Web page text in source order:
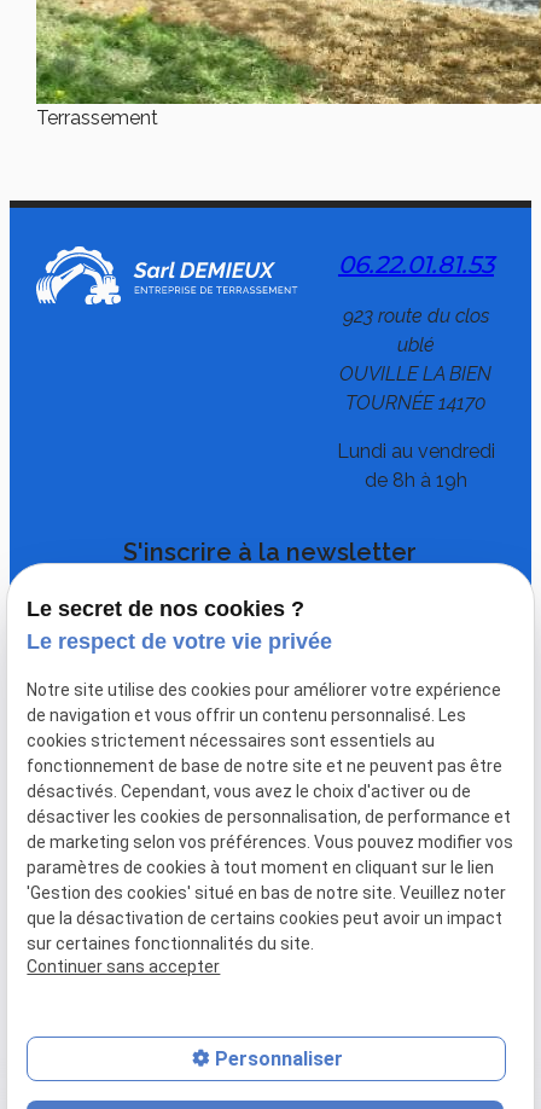
Terrassement
06.22.01.81.53
923 route du clos
ublé
OUVILLE LA BIEN
TOURNÉE 14170
Lundi au vendredi
de 8h à 19h
S'inscrire à la newsletter
Plan du
site
Mentions
légales
Politique de
confidentialité
Gestion
des
cookies
SIRET :50860809800010
Le secret de nos cookies ?
Le respect de votre vie privée
Notre site utilise des cookies pour améliorer votre expérience
de navigation et vous offrir un contenu personnalisé. Les
cookies strictement nécessaires sont essentiels au
fonctionnement de base de notre site et ne peuvent pas être
désactivés. Cependant, vous avez le choix d'activer ou de
désactiver les cookies de personnalisation, de performance et
de marketing selon vos préférences. Vous pouvez modifier vos
paramètres de cookies à tout moment en cliquant sur le lien
'Gestion des cookies' situé en bas de notre site. Veuillez noter
que la désactivation de certains cookies peut avoir un impact
sur certaines fonctionnalités du site.
Continuer sans accepter
Personnaliser